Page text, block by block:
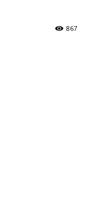
867